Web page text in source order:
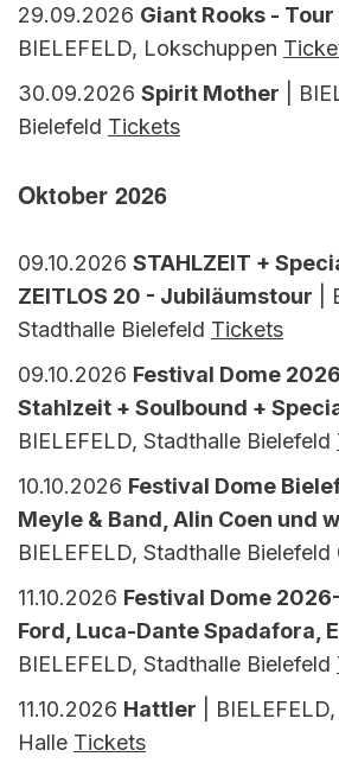
29.09.2026 Giant Rooks -
BIELEFELD, Lokschuppen
30.09.2026 Spirit Mother |
Bielefeld Tickets
Oktober 2026
09.10.2026 STAHLZEIT +
ZEITLOS 20 - Jubiläumstour |
Stadthalle Bielefeld Tickets
09.10.2026 Festival Dome
Stahlzeit + Soulbound +
BIELEFELD, Stadthalle Bielefeld
10.10.2026 Festival Dome
Meyle & Band, Alin Coen und
BIELEFELD, Stadthalle Bielefeld
11.10.2026 Festival Dome
Ford, Luca-Dante Spadafora,
BIELEFELD, Stadthalle Bielefeld
11.10.2026 Hattler |
Halle Tickets